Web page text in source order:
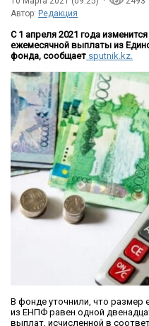
Автор: Редакция
С 1 апреля 2021 года
ежемесячной выплаты из
фонда, сообщает sputnik.kz.
В фонде уточнили, что размер
из ЕНПФ равен одной
выплат, исчисленной в